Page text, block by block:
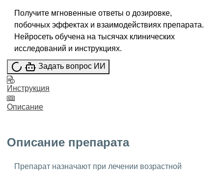
Получите мгновенные ответы о дозировке,
побочных эффектах и взаимодействиях препарата.
Нейросеть обучена на тысячах клинических
исследований и инструкциях.
Задать вопрос ИИ
Инструкция
Описание
Описание препарата
Препарат назначают при лечении возрастной